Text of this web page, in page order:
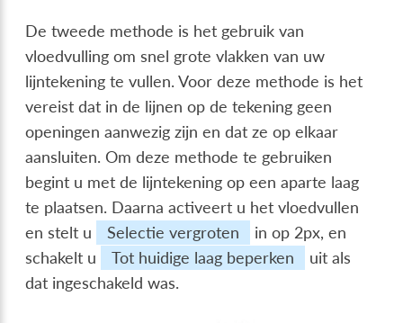
De tweede methode is het gebruik van
vloedvulling om snel grote vlakken van uw
lijntekening te vullen. Voor deze methode is het
vereist dat in de lijnen op de tekening geen
openingen aanwezig zijn en dat ze op elkaar
aansluiten. Om deze methode te gebruiken
begint u met de lijntekening op een aparte laag
te plaatsen. Daarna activeert u het vloedvullen
en stelt u
Selectie vergroten
in op 2px, en
schakelt u
Tot huidige laag beperken
uit als
dat ingeschakeld was.